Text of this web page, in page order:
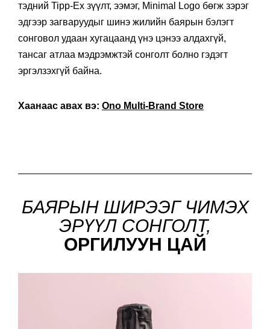
тэдний Tipp-Ex зүүлт, ээмэг, Minimal Logo бөгж зэрэг
эдгээр загваруудыг шинэ жилийн баярын бэлэгт
сонговол удаан хугацаанд үнэ цэнээ алдахгүй,
тансаг атлаа мэдрэмжтэй сонголт болно гэдэгт
эргэлзэхгүй байна.
Хаанаас авах вэ: Ono Multi-Brand Store
БАЯРЫН ШИРЭЭГ ЧИМЭХ
ЭРҮҮЛ СОНГОЛТ,
ОРГИЛУУН ЦАЙ